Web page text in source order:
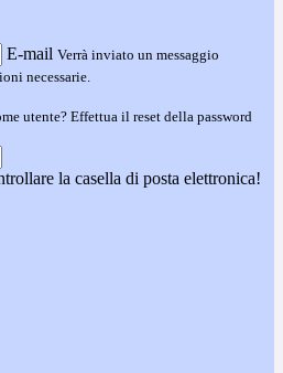
E-mail Verrà inviato un messaggio
necessarie.
utente? Effettua il reset della password
la casella di posta elettronica!